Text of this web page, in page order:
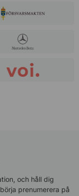
och håll dig
prenumerera på